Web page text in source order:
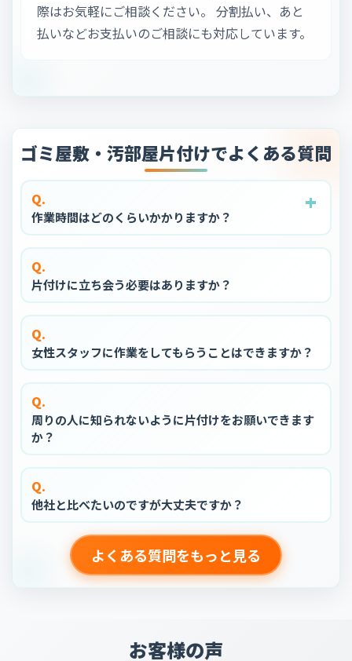
際はお気軽にご相談ください。 分割払い、あと
払いなどお支払いのご相談にも対応しています。
ゴミ屋敷・汚部屋片付けでよくある質問
Q.
作業時間はどのくらいかかりますか？
+
Q.
片付けに立ち会う必要はありますか？
+
Q.
女性スタッフに作業をしてもらうことはできますか？
+
Q.
周りの人に知られないように片付けをお願いできます
か？
+
Q.
他社と比べたいのですが大丈夫ですか？
+
よくある質問をもっと見る
お客様の声